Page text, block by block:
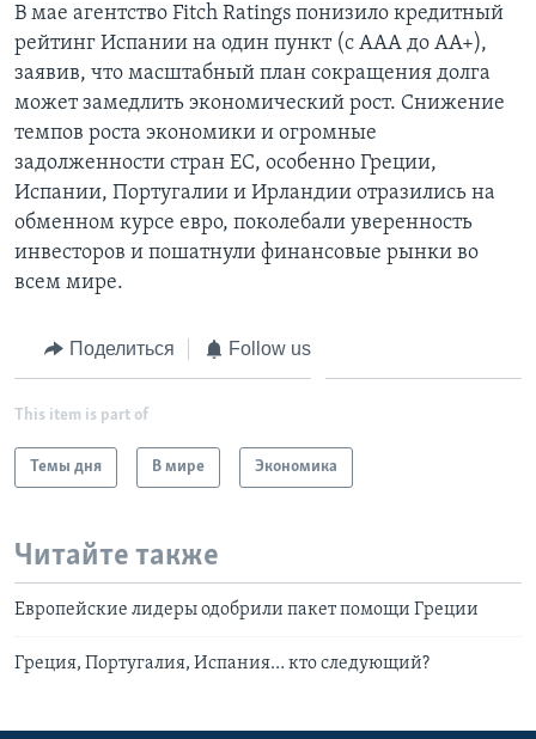
В мае агентство Fitch Ratings понизило кредитный
рейтинг Испании на один пункт (с ААА до АА+),
заявив, что масштабный план сокращения долга
может замедлить экономический рост. Снижение
темпов роста экономики и огромные
задолженности стран ЕС, особенно Греции,
Испании, Португалии и Ирландии отразились на
обменном курсе евро, поколебали уверенность
инвесторов и пошатнули финансовые рынки во
всем мире.
Поделиться Follow us
This item is part of
Темы дня В мире Экономика
Читайте также
Европейские лидеры одобрили пакет помощи Греции
Греция, Португалия, Испания… кто следующий?